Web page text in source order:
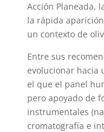
Acción Planeada,
la rápida
un contexto de
Entre sus
evolucionar hacia
el que el panel
pero apoyado de
instrumentales
cromatografía e